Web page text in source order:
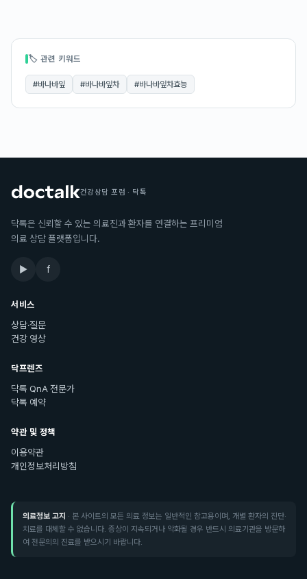
🏷 관련 키워드
#바나바잎 #바나바잎차 #바나바잎차효능
건강상담 포럼 · 닥톡
닥톡은 신뢰할 수 있는 의료진과 환자를 연결하는 프리미엄
의료 상담 플랫폼입니다.
▶ f
서비스
상담·질문
건강 영상
닥프렌즈
닥톡 QnA 전문가
닥톡 예약
약관 및 정책
이용약관
개인정보처리방침
의료정보 고지 · 본 사이트의 모든 의료 정보는 일반적인 참고용이며, 개별 환자의 진단·
치료를 대체할 수 없습니다. 증상이 지속되거나 악화될 경우 반드시 의료기관을 방문하
여 전문의의 진료를 받으시기 바랍니다.